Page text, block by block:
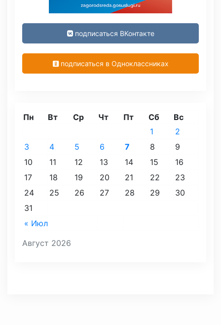
подписаться ВКонтакте
подписаться в Одноклассниках
Август 2026
Пн Вт Ср Чт Пт Сб Вс
« Июл
1
2
3
4 5 6 7 8
9
10
11 12 13 14 15
16
17
18 19 20 21 22
23
24
25 26 27 28 29
30
31